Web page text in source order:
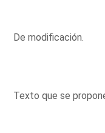
De modificación.
Texto que se